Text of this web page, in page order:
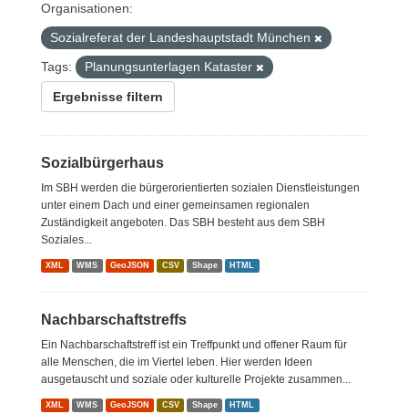
Organisationen:
Sozialreferat der Landeshauptstadt München
Tags:
Planungsunterlagen Kataster
Ergebnisse filtern
Sozialbürgerhaus
Im SBH werden die bürgerorientierten sozialen Dienstleistungen
unter einem Dach und einer gemeinsamen regionalen
Zuständigkeit angeboten. Das SBH besteht aus dem SBH
Soziales...
XML WMS GeoJSON CSV Shape HTML
Nachbarschaftstreffs
Ein Nachbarschaftstreff ist ein Treffpunkt und offener Raum für
alle Menschen, die im Viertel leben. Hier werden Ideen
ausgetauscht und soziale oder kulturelle Projekte zusammen...
XML WMS GeoJSON CSV Shape HTML